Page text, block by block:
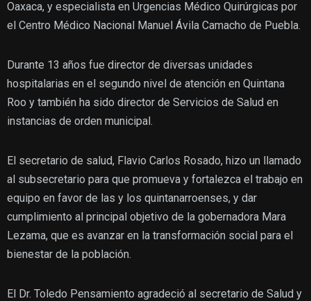
Oaxaca, y especialista en Urgencias Médico Quirúrgicas por
el Centro Médico Nacional Manuel Ávila Camacho de Puebla.
Durante 13 años fue director de diversas unidades
hospitalarias en el segundo nivel de atención en Quintana
Roo y también ha sido director de Servicios de Salud en
instancias de orden municipal.
El secretario de salud, Flavio Carlos Rosado, hizo un llamado
al subsecretario para que promueva y fortalezca el trabajo en
equipo en favor de las y los quintanarroenses, y dar
cumplimiento al principal objetivo de la gobernadora Mara
Lezama, que es avanzar en la transformación social para el
bienestar de la población.
El Dr. Toledo Pensamiento agradeció al secretario de Salud y